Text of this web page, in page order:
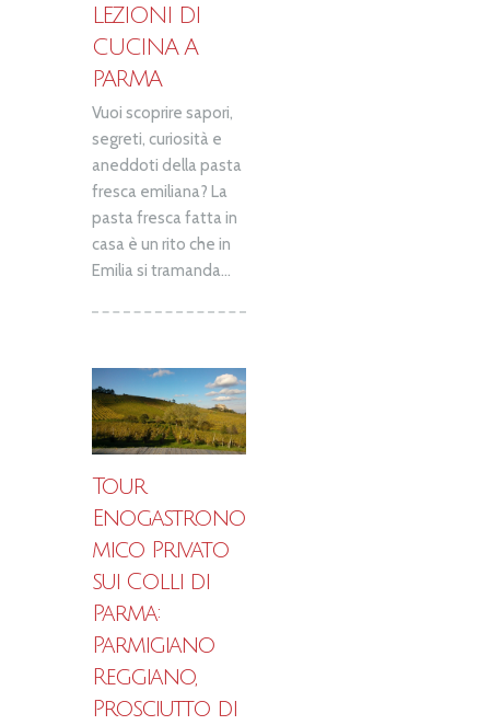
LEZIONI DI
CUCINA A
PARMA
Vuoi scoprire sapori,
segreti, curiosità e
aneddoti della pasta
fresca emiliana? La
pasta fresca fatta in
casa è un rito che in
Emilia si tramanda...
Tour
Enogastrono
mico Privato
sui Colli di
Parma:
Parmigiano
Reggiano,
Prosciutto di